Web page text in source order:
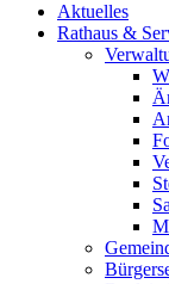
Aktuelles
Rathaus &